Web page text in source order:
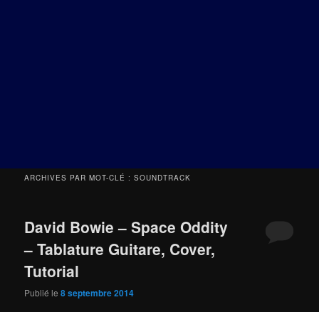
ARCHIVES PAR MOT-CLÉ :SOUNDTRACK
David Bowie – Space Oddity
– Tablature Guitare, Cover,
Tutorial
Publié le8 septembre 2014